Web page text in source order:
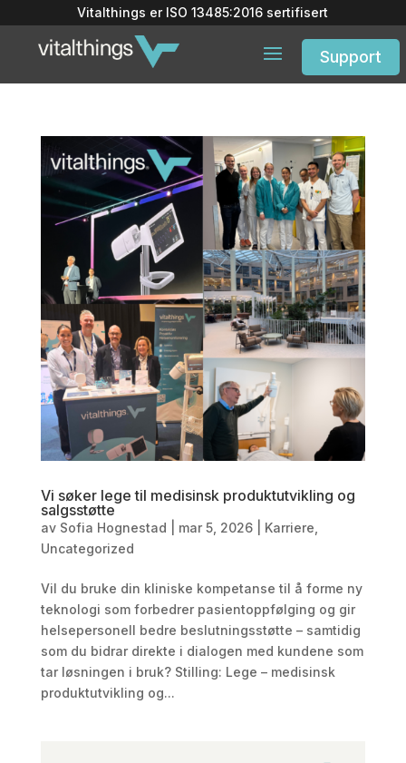
Vitalthings er ISO 13485:2016 sertifisert
Support
Vi søker lege til medisinsk produktutvikling og
salgsstøtte
av Sofia Hognestad mar 5, 2026| Karriere
Uncategorized
Vil du bruke din kliniske kompetanse til å forme ny
teknologi som forbedrer pasientoppfølging og gir
helsepersonell bedre beslutningsstøtte – samtidig
som du bidrar direkte i dialogen med kundene som
tar løsningen i bruk? Stilling: Lege – medisinsk
produktutvikling og...